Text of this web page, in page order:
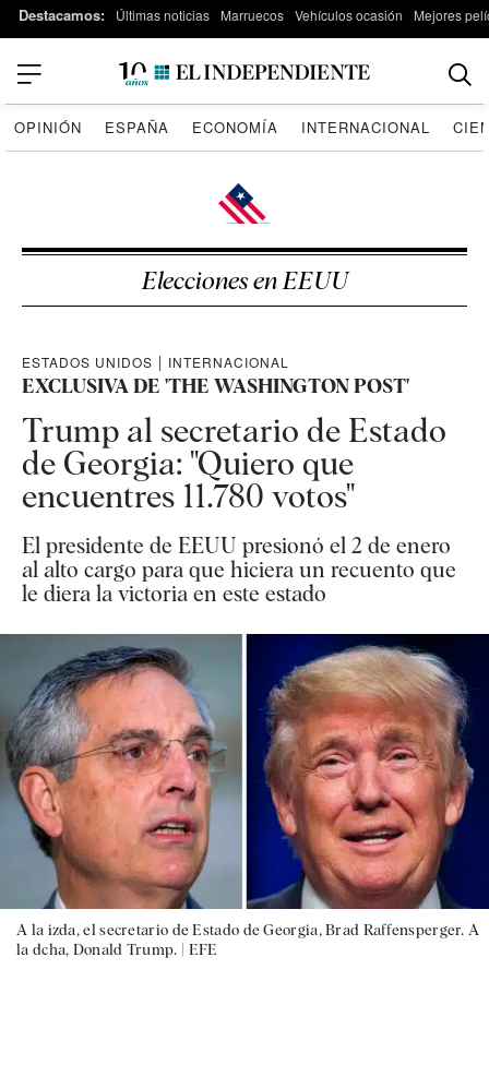
Destacamos: Últimas noticias Marruecos Vehículos ocasión Mejores
OPINIÓN ESPAÑA ECONOMÍA INTERNACIONAL
Elecciones en EEUU
ESTADOS UNIDOS | INTERNACIONAL
EXCLUSIVA DE 'THE WASHINGTON POST'
Trump al secretario de Estado
de Georgia: "Quiero que
encuentres 11.780 votos"
El presidente de EEUU presionó el 2 de enero
al alto cargo para que hiciera un recuento que
le diera la victoria en este estado
A la izda, el secretario de Estado de Georgia, Brad Raffensperger. A
la dcha, Donald Trump. | EFE